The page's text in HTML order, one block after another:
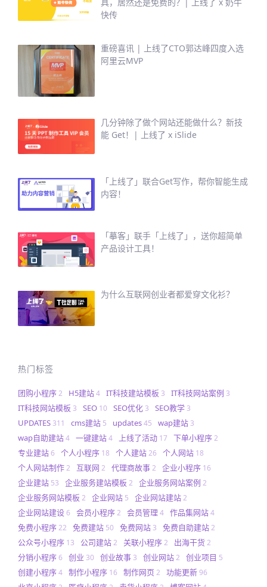
快传
重磅喜讯 | 上线了CTO郭达峰四度入选
阿里云MVP
几分钟除了做个网站还能做什么？新技
能 Get！| 上线了 x iSlide
「上线了」联合Get写作，帮你智能生成
内容！
「摹客」联手「上线了」，送你超简单
产品设计工具！
为什么互联网创业者都爱穿文化衫？
热门标签
团购小程序2 H5建站4 IT科技建站模板 3 IT科技网站案例 3
IT科技网站模板 3 SEO 10 SEO优化 3 SEO教学 3
UPDATES 311 cms建站 5 updates45 wap建站 3
wap自助建站4 一键建站4 上线了活动 17 下单小程序2
专业建站6 个人小程序 18 个人建站26 个人网站 18
个人网站制作2 互联网 2 代理商故事2 企业小程序 16
企业建站 53 企业服务建站模板 2 企业服务网站案例 2
企业服务网站模板 2 企业网站 5 企业网站建站2
企业网站建设6 会员小程序2 会员管理 4 作品集网站4
免费小程序22 免费建站 50 免费网站 3 免费自助建站2
公众号小程序 13 公司建站2 关联小程序2 出海干货2
分销小程序6 创业 30 创业故事 3 创业网站2 创业项目 5
创建小程序4 制作小程序 16 制作网页 2 功能更新96